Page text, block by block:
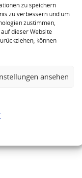
zu speichern
zu verbessern und um
zustimmen,
dieser Website
können
ansehen
Surf Blue Square |